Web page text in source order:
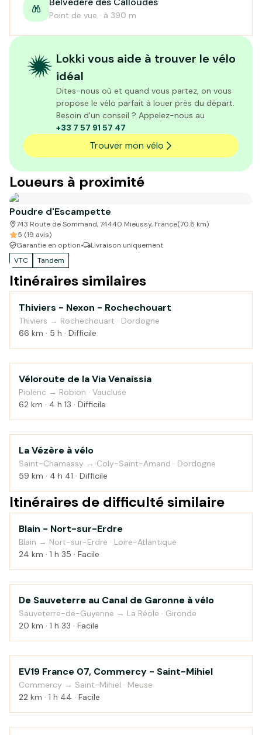
Point de vue · à 390 m
Lokki vous aide à trouver le vélo
idéal
Dites-nous où et quand vous partez, on vous
propose le vélo parfait à louer près du départ.
Besoin d'un conseil ? Appelez-nous au
+33 7 57 91 57 47
Trouver mon vélo
Loueurs à proximité
Poudre d'Escampette
743 Route de Sommand, 74440 Mieussy, France(70.8 km)
5 (19 avis)
Garantie en option•
Livraison uniquement
VTC
Tandem
Itinéraires similaires
Campagne
Thiviers - Nexon - Rochechouart
Thiviers → Rochechouart · Dordogne
66 km · 5 h · Difficile
Campagne
Véloroute de la Via Venaissia
Piolenc → Robion · Vaucluse
62 km · 4 h 13 · Difficile
Campagne
La Vézère à vélo
Saint-Chamassy → Coly-Saint-Amand · Dordogne
59 km · 4 h 41 · Difficile
Itinéraires de difficulté similaire
Au fil de l'eau
Blain - Nort-sur-Erdre
Blain → Nort-sur-Erdre · Loire-Atlantique
24 km · 1 h 35 · Facile
Au fil de l'eau
De Sauveterre au Canal de Garonne à vélo
Sauveterre-de-Guyenne → La Réole · Gironde
20 km · 1 h 33 · Facile
Campagne
EV19 France 07, Commercy - Saint-Mihiel
Commercy → Saint-Mihiel · Meuse
22 km · 1 h 44 · Facile